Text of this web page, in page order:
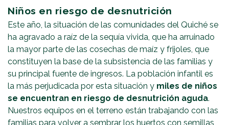
Niños en riesgo de desnutrición
Este año, la situación de las comunidades del Quiché se
ha agravado a raíz de la sequía vivida, que ha arruinado
la mayor parte de las cosechas de maíz y frijoles, que
constituyen la base de la subsistencia de las familias y
su principal fuente de ingresos. La población infantil es
la más perjudicada por esta situación y miles de niños
se encuentran en riesgo de desnutrición aguda.
Nuestros equipos en el terreno están trabajando con las
familias para volver a sembrar los huertos con semillas